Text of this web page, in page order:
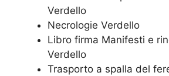
Verdello
Necrologie Verdello
Libro firma Manifesti e
Verdello
Trasporto a spalla del